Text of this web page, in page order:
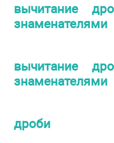
вычитание
знаменателями
вычитание
знаменателями
дроби